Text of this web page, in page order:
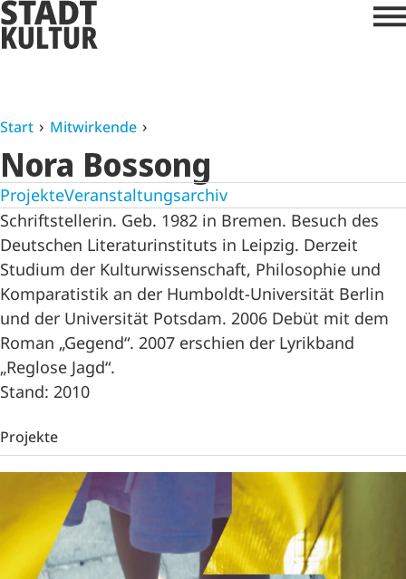
Start Mitwirkende
Nora Bossong
ProjekteVeranstaltungsarchiv
Schriftstellerin. Geb. 1982 in Bremen. Besuch des
Deutschen Literaturinstituts in Leipzig. Derzeit
Studium der Kulturwissenschaft, Philosophie und
Komparatistik an der Humboldt-Universität Berlin
und der Universität Potsdam. 2006 Debüt mit dem
Roman „Gegend“. 2007 erschien der Lyrikband
„Reglose Jagd“.
Stand: 2010
Projekte